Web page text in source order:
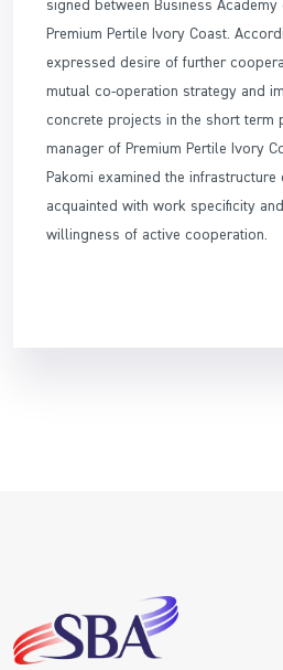
signed between Business Academy
Premium Pertile Ivory Coast.
expressed desire of further
mutual co-operation strategy and
concrete projects in the short term
manager of Premium Pertile Ivory
Pakomi examined the
acquainted with work specificity
willingness of active cooperation.